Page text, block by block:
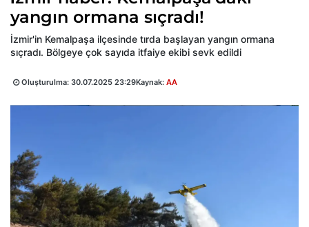
yangın ormana sıçradı!
İzmir'in Kemalpaşa ilçesinde tırda başlayan yangın ormana
sıçradı. Bölgeye çok sayıda itfaiye ekibi sevk edildi
Oluşturulma: 30.07.2025 23:29Kaynak: AA